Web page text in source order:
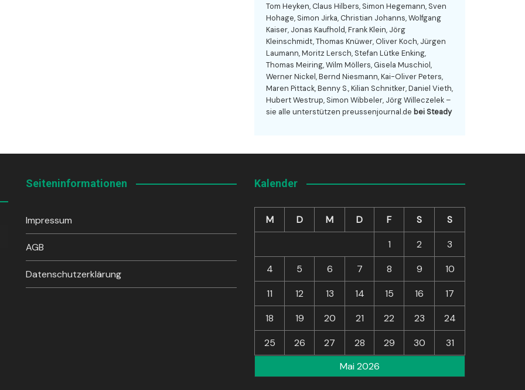
Tom Heyken, Claus Hilbers, Simon Hegemann, Sven
Hohage, Simon Jirka, Christian Johanns, Wolfgang
Kaiser, Jonas Kaufhold, Frank Klein, Jörg
Kleinschmidt, Thomas Knüwer, Oliver Koch, Jürgen
Laumann, Moritz Lersch, Stefan Lütke Enking,
Thomas Meiring, Wilm Möllers, Gisela Muschiol,
Werner Nickel, Bernd Niesmann, Kai-Oliver Peters,
Maren Pittack, Benny S., Kilian Schnitker, Daniel Vieth,
Hubert Westrup, Simon Wibbeler, Jörg Willeczelek –
sie alle unterstützen preussenjournal.de bei Steady
Seiteninformationen
Impressum
AGB
Datenschutzerklärung
Kalender
Mai 2026
M D M D F S
S
1
2
3
4
5 6 7 8 9
10
11
12 13 14 15 16
17
18
19 20 21 22 23
24
25
26 27 28 29 30 31